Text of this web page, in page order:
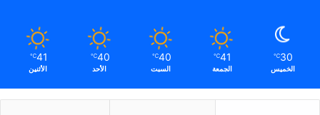
30
℃
الخميس
41
℃
الجمعة
40
℃
السبت
40
℃
الأحد
41
℃
الأثنين